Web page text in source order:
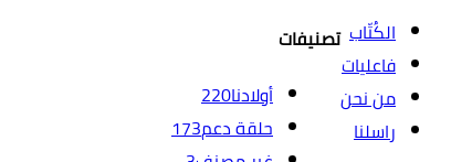
الكُتّاب
فاعليات
من نحن
راسلنا
تصنيفات
أولادنا220
حلقة دعم173